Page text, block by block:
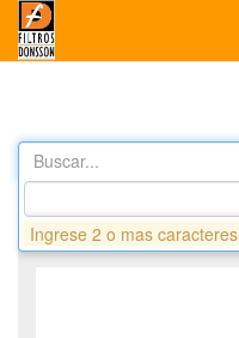
Buscar...
Ingrese 2 o mas caracteres